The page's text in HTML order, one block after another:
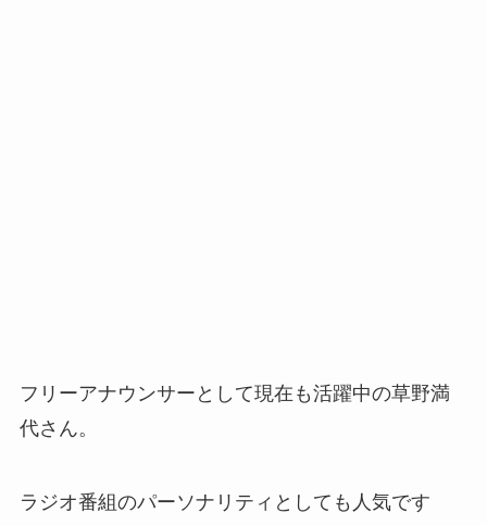
フリーアナウンサーとして現在も活躍中の草野満
代さん。
ラジオ番組のパーソナリティとしても人気です